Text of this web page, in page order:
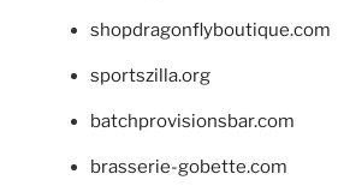
shopdragonflyboutique.com
sportszilla.org
batchprovisionsbar.com
brasserie-gobette.com